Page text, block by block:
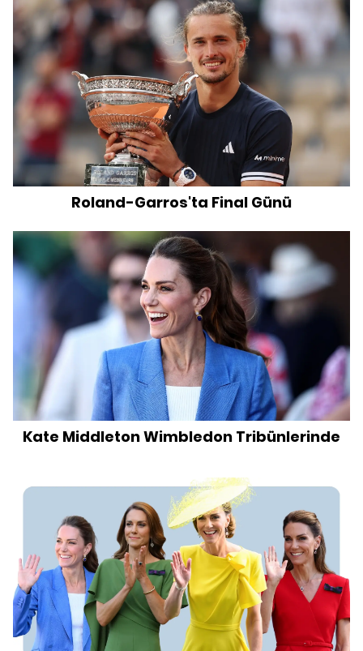
Roland-Garros'ta Final Günü
Kate Middleton Wimbledon Tribünlerinde